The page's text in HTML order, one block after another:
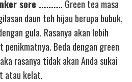
sore ………….. Green tea masa
daun teh hijau berupa bubuk,
gula. Rasanya akan lebih
penikmatnya. Beda dengan green
rasanya tidak akan Anda sukai
atau kelat.